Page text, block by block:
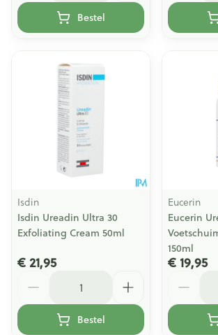
Bestel
Isdin
Isdin Ureadin Ultra 30
Exfoliating Cream 50ml
€ 21,95
Bestel
Eucerin
Eucerin
150ml
€ 19,95